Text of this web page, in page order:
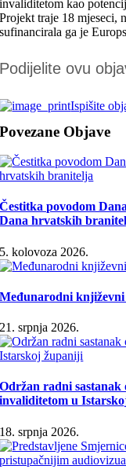
invaliditetom kao
Projekt traje 18 mjeseci,
sufinancirala ga je
Podijelite ovu
Ispišite
Povezane Objave
Čestitka povodom
Dana hrvatskih
5. kolovoza 2026.
Međunarodni
21. srpnja 2026.
Održan radni sastanak
invaliditetom u
18. srpnja 2026.